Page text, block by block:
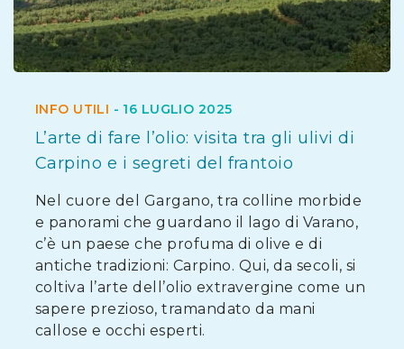
INFO UTILI - 16 LUGLIO 2025
L’arte di fare l’olio: visita tra gli ulivi di
Carpino e i segreti del frantoio
Nel cuore del Gargano, tra colline morbide
e panorami che guardano il lago di Varano,
c’è un paese che profuma di olive e di
antiche tradizioni: Carpino. Qui, da secoli, si
coltiva l’arte dell’olio extravergine come un
sapere prezioso, tramandato da mani
callose e occhi esperti.